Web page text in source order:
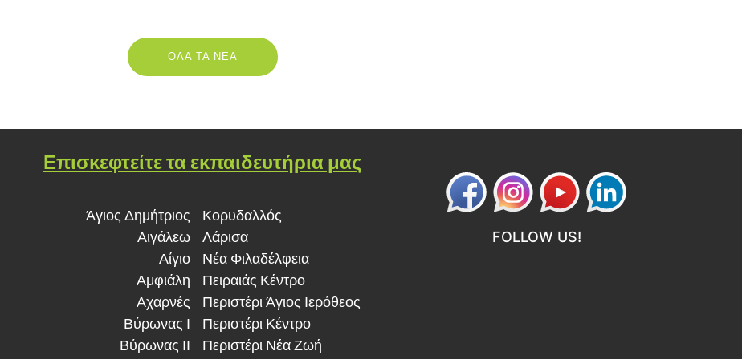
ΟΛΑ ΤΑ ΝΕΑ
Επισκεφτείτε τα εκπαιδευτήρια μας
Άγιος Δημήτριος
Αιγάλεω
Αίγιο
Αμφιάλη
Αχαρνές
Βύρωνας Ι
Βύρωνας ΙΙ
Κορυδαλλός
Λάρισα
Νέα Φιλαδέλφεια
Πειραιάς Κέντρο
Περιστέρι Άγιος Ιερόθεος
Περιστέρι Κέντρο
Περιστέρι Νέα Ζωή
FOLLOW US!